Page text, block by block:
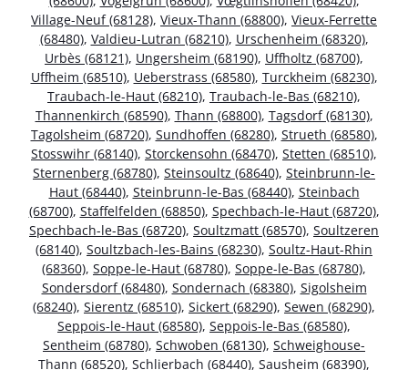
Village-Neuf (68128), Vieux-Thann (68800), Vieux-Ferrette
(68480), Valdieu-Lutran (68210), Urschenheim (68320),
Urbès (68121), Ungersheim (68190), Uffholtz (68700),
Uffheim (68510), Ueberstrass (68580), Turckheim (68230),
Traubach-le-Haut (68210), Traubach-le-Bas (68210),
Thannenkirch (68590), Thann (68800), Tagsdorf (68130),
Tagolsheim (68720), Sundhoffen (68280), Strueth (68580),
Stosswihr (68140), Storckensohn (68470), Stetten (68510),
Sternenberg (68780), Steinsoultz (68640), Steinbrunn-le-
Haut (68440), Steinbrunn-le-Bas (68440), Steinbach
(68700), Staffelfelden (68850), Spechbach-le-Haut (68720),
Spechbach-le-Bas (68720), Soultzmatt (68570), Soultzeren
(68140), Soultzbach-les-Bains (68230), Soultz-Haut-Rhin
(68360), Soppe-le-Haut (68780), Soppe-le-Bas (68780),
Sondersdorf (68480), Sondernach (68380), Sigolsheim
(68240), Sierentz (68510), Sickert (68290), Sewen (68290),
Seppois-le-Haut (68580), Seppois-le-Bas (68580),
Sentheim (68780), Schwoben (68130), Schweighouse-
Thann (68520), Schlierbach (68440), Sausheim (68390),